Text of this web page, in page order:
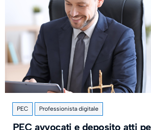
PEC Professionista digitale
PEC avvocati e deposito atti